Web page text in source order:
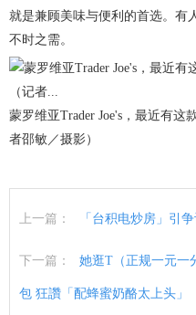
就是兼顾美味与便利的首选。有
不时之需。
蒙罗维亚Trader Joe's，最近有这
者邵敏／摄影）
上一篇： 「台积电炒房」引
下一篇： 她逛T（正规一元一
包 狂讚「配蜂蜜奶酪太上头」